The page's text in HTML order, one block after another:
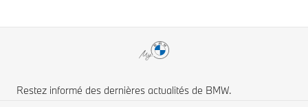
Restez informé des dernières actualités de BMW.